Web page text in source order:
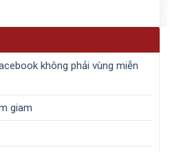
không phải vùng miễn
giam